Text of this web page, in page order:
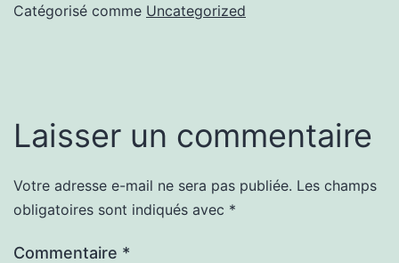
Catégorisé comme Uncategorized
Laisser un commentaire
Votre adresse e-mail ne sera pas publiée. Les champs
obligatoires sont indiqués avec *
Commentaire *